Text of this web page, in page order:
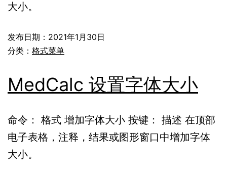
大小。
发布日期： 2021年1月30日
分类： 格式菜单
MedCalc 设置字体大小
命令： 格式 增加字体大小 按键： 描述 在顶部
电子表格，注释，结果或图形窗口中增加字体
大小。